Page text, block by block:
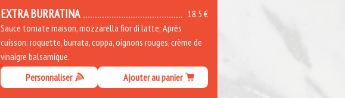
18.5 €
EXTRA BURRATINA
Sauce tomate maison, mozzarella fior di latte; Après
cuisson: roquette, burrata, coppa, oignons rouges, crème de
vinaigre balsamique.
Personnaliser
Ajouter au panier